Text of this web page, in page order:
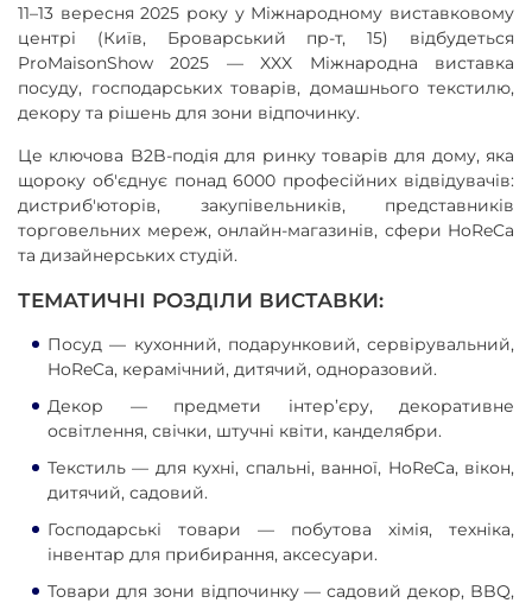
11–13 вересня 2025 року у Міжнародному виставковому
центрі (Київ, Броварський пр-т, 15) відбудеться
ProMaisonShow 2025 — XXX Міжнародна виставка
посуду, господарських товарів, домашнього текстилю,
декору та рішень для зони відпочинку.
Це ключова B2B-подія для ринку товарів для дому, яка
щороку об'єднує понад 6000 професійних відвідувачів:
дистриб'юторів, закупівельників, представників
торговельних мереж, онлайн-магазинів, сфери HoReCa
та дизайнерських студій.
ТЕМАТИЧНІ РОЗДІЛИ ВИСТАВКИ:
Посуд — кухонний, подарунковий, сервірувальний,
HoReCa, керамічний, дитячий, одноразовий.
Декор — предмети інтер’єру, декоративне
освітлення, свічки, штучні квіти, канделябри.
Текстиль — для кухні, спальні, ванної, HoReCa, вікон,
дитячий, садовий.
Господарські товари — побутова хімія, техніка,
інвентар для прибирання, аксесуари.
Товари для зони відпочинку — садовий декор, BBQ,